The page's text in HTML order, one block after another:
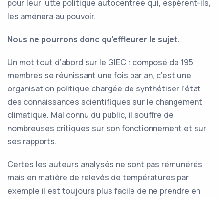
pour leur lutte politique autocentrée qui, espèrent-ils,
les amènera au pouvoir.
Nous ne pourrons donc qu’effleurer le sujet.
Un mot tout d’abord sur le GIEC : composé de 195
membres se réunissant une fois par an, c’est une
organisation politique chargée de synthétiser l’état
des connaissances scientifiques sur le changement
climatique. Mal connu du public, il souffre de
nombreuses critiques sur son fonctionnement et sur
ses rapports.
Certes les auteurs analysés ne sont pas rémunérés
mais en matière de relevés de températures par
exemple il est toujours plus facile de ne prendre en